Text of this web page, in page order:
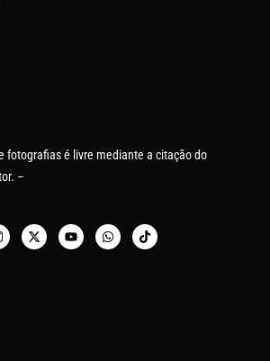
fotografias é livre mediante a citação do
–